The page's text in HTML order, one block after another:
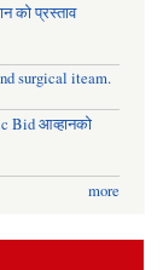
को प्रस्ताव
surgical iteam.
Bid आव्हानको
more